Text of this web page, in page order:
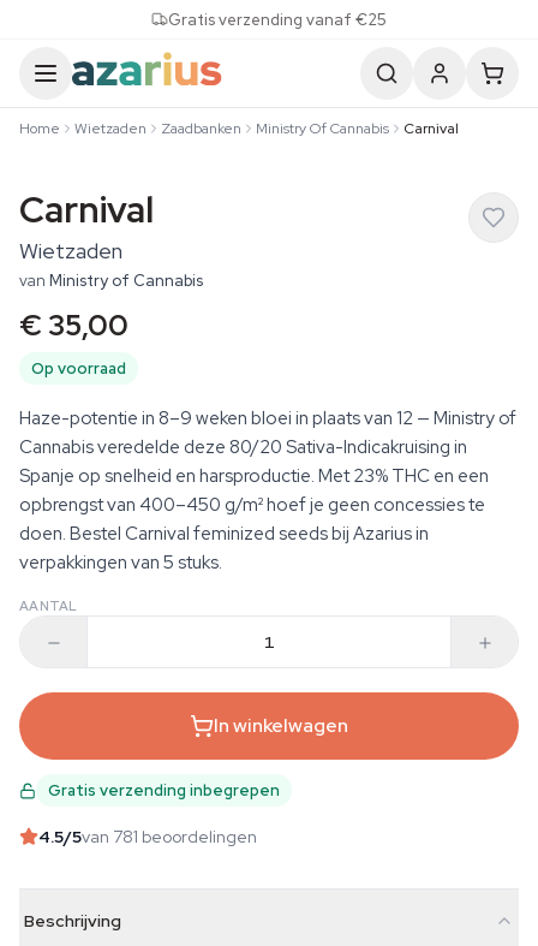
Gratis verzending vanaf €25
Home Wietzaden Zaadbanken Ministry Of Cannabis Carnival
Carnival
Wietzaden
van Ministry of Cannabis
€ 35,00
Op voorraad
Haze-potentie in 8–9 weken bloei in plaats van 12 — Ministry of
Cannabis veredelde deze 80/20 Sativa-Indicakruising in
Spanje op snelheid en harsproductie. Met 23% THC en een
opbrengst van 400–450 g/m² hoef je geen concessies te
doen. Bestel Carnival feminized seeds bij Azarius in
verpakkingen van 5 stuks.
AANTAL
In winkelwagen
Gratis verzending inbegrepen
4.5/5van 781 beoordelingen
Beschrijving